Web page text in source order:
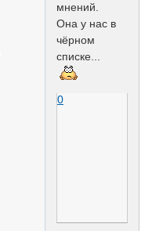
мнений.
Она у нас в
чёрном
списке...
0